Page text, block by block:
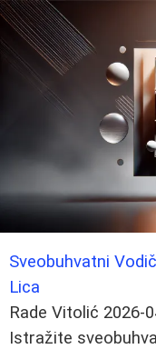
Sveobuhvatni
Lica
Rade Vitolić 2026-
Istražite